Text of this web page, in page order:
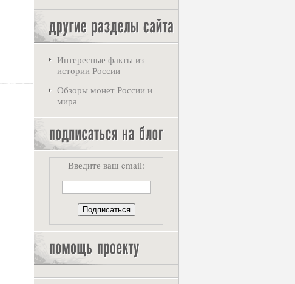
Интересные факты из
истории России
Обзоры монет России и
мира
Введите ваш email: